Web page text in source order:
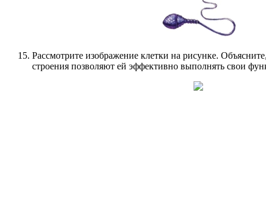
Рассмотрите изображение клетки на рисунке.
строения позволяют ей эффективно выполнять свои